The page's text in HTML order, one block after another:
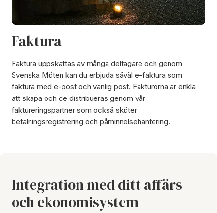
Faktura
Faktura uppskattas av många deltagare och genom
Svenska Möten kan du erbjuda såväl e-faktura som
faktura med e-post och vanlig post. Fakturorna är enkla
att skapa och de distribueras genom vår
faktureringspartner som också sköter
betalningsregistrering och påminnelsehantering.
Integration med ditt affärs-
och ekonomisystem